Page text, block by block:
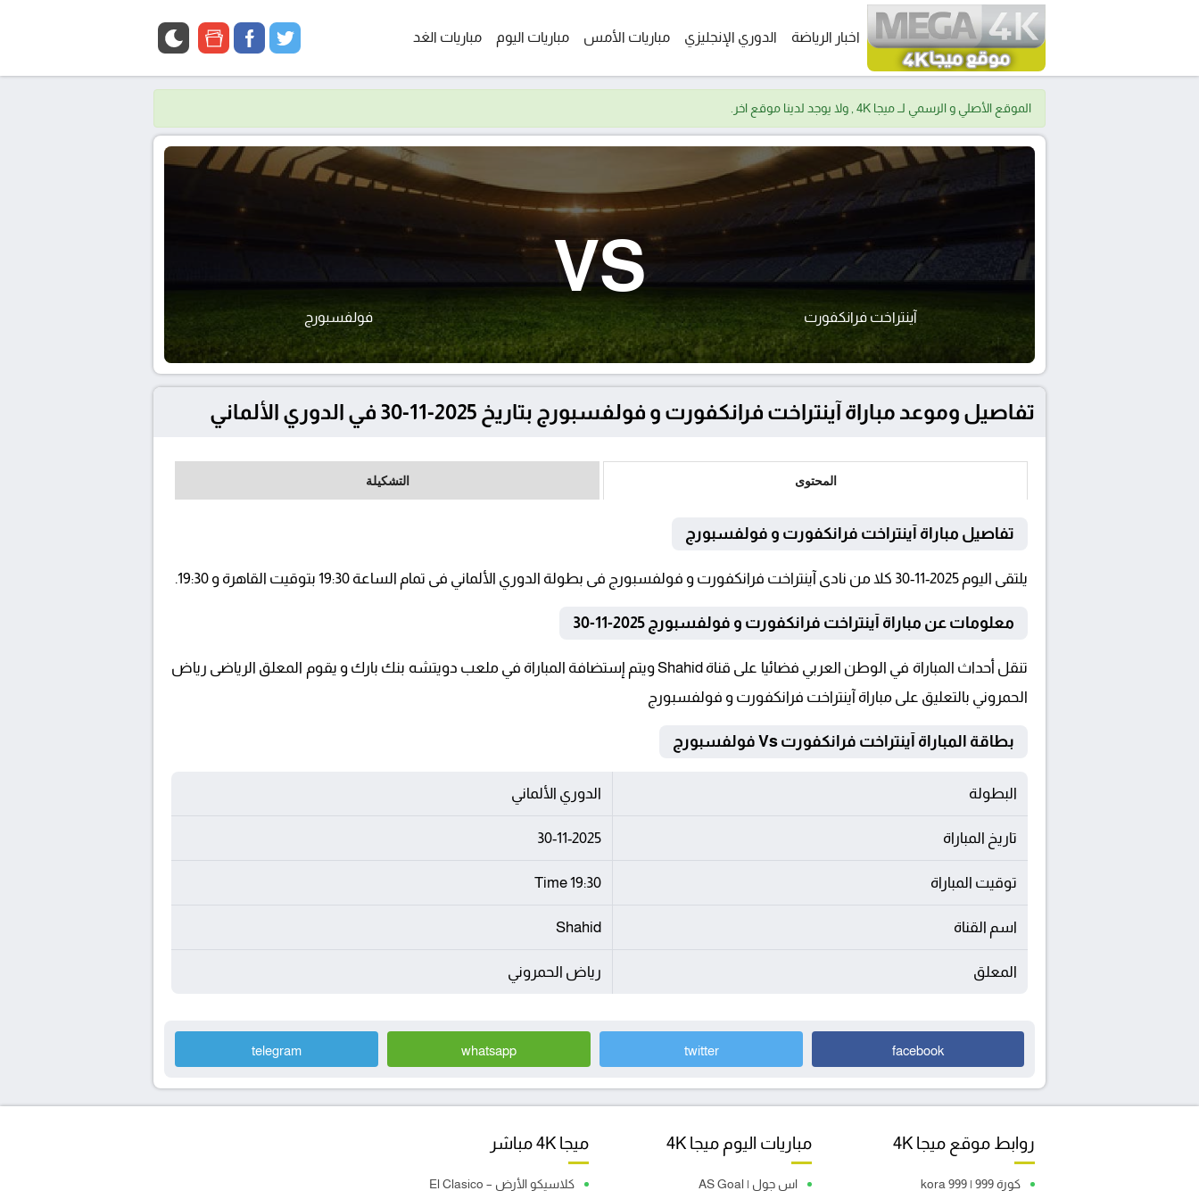
اخبار الرياضة الدوري الإنجليزي مباريات الأمس مباريات اليوم مباريات الغد twitter
facebook
google
الموقع الأصلي و الرسمي لــ ميجا 4K , ولا يوجد لدينا موقع اخر.
آينتراخت فرانكفورت
VS
فولفسبورج
تفاصيل وموعد مباراة آينتراخت فرانكفورت و فولفسبورج بتاريخ 2025-11-30 في الدوري الألماني
المحتوى التشكيلة
تفاصيل مباراة آينتراخت فرانكفورت و فولفسبورج
يلتقى اليوم 2025-11-30 كلا من نادى آينتراخت فرانكفورت و فولفسبورج فى بطولة الدوري الألماني فى تمام الساعة 19:30 بتوقيت القاهرة و 19:30.
معلومات عن مباراة آينتراخت فرانكفورت و فولفسبورج 2025-11-30
تنقل أحداث المباراة في الوطن العربي فضائيا على قناة Shahid ويتم إستضافة المباراة في ملعب دويتشه بنك بارك و يقوم المعلق الرياضى رياض
الحمروني بالتعليق على مباراة آينتراخت فرانكفورت و فولفسبورج
بطاقة المباراة آينتراخت فرانكفورت Vs فولفسبورج
البطولة الدوري الألماني
تاريخ المباراة 30-11-2025
توقيت المباراة 19:30 Time
اسم القناة Shahid
المعلق رياض الحمروني
facebook
twitter
whatsapp
telegram
روابط موقع ميجا 4K
كورة 999 | kora 999
مباريات اليوم ميجا 4K
اس جول | AS Goal
ميجا 4K مباشر
كلاسيكو الأرض – El Clasico